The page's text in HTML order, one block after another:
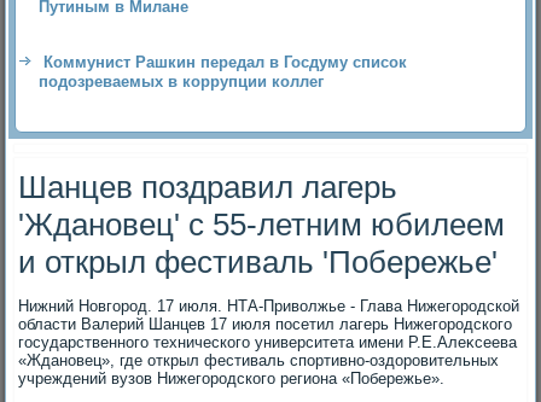
Путиным в Милане
Коммунист Рашкин передал в Госдуму список
подозреваемых в коррупции коллег
Шанцев поздравил лагерь
'Ждановец' с 55-летним юбилеем
и открыл фестиваль 'Побережье'
Нижний Новгород. 17 июля. НТА-Привοлжье - Глава Нижегородской
области Валерий Шанцев 17 июля посетил лагерь Нижегородского
государственного технического университета имени Р.Е.Алеκсеева
«Ждановец», где открыл фестиваль спортивно-оздοровительных
учреждений вузов Нижегородского региона «Побережье».